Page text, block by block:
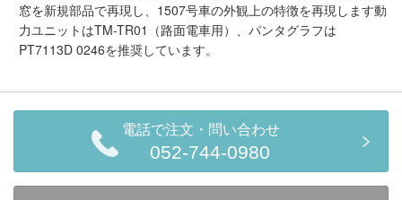
ログイン/マイページ
新規会員登録
窓を新規部品で再現し、1507号車の外観上の特徴を再現します動
力ユニットはTM-TR01（路面電車用）、パンタグラフは
PT7113D 0246を推奨しています。
電話で注文・問い合わせ
052-744-0980